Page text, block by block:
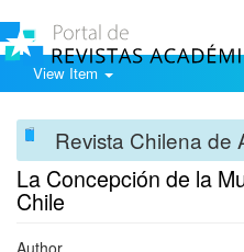
View Item
Revista Chilena de
La Concepción de la
Chile
Author